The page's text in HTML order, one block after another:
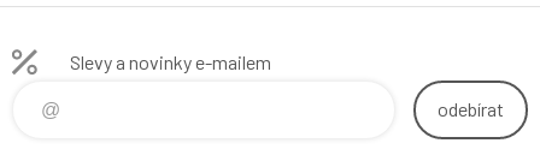
Slevy a novinky e-mailem
odebírat